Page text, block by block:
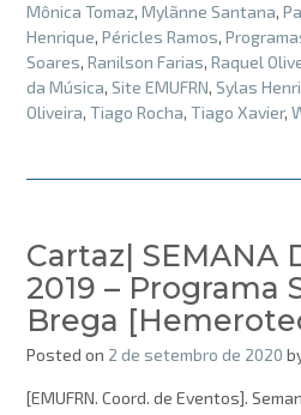
Mônica Tomaz, Mylãnne Santana,
Henrique, Péricles Ramos,
Soares, Ranilson Farias, Raquel
da Música, Site EMUFRN, Sylas
Oliveira, Tiago Rocha, Tiago Xavier,
Cartaz| SEMANA
2019 – Programa
Brega
Posted on 2 de setembro de 2020
[EMUFRN. Coord. de Eventos].